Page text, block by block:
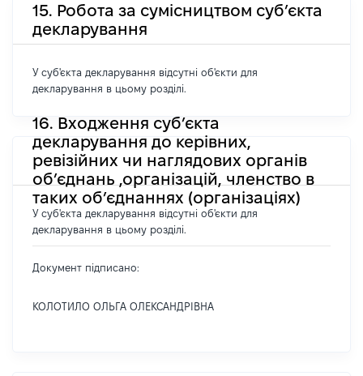
15. Робота за сумісництвом суб’єкта
декларування
У суб'єкта декларування відсутні об'єкти для
декларування в цьому розділі.
16. Входження суб’єкта
декларування до керівних,
ревізійних чи наглядових органів
об’єднань ,організацій, членство в
таких об’єднаннях (організаціях)
У суб'єкта декларування відсутні об'єкти для
декларування в цьому розділі.
Документ підписано:
КОЛОТИЛО ОЛЬГА ОЛЕКСАНДРІВНА